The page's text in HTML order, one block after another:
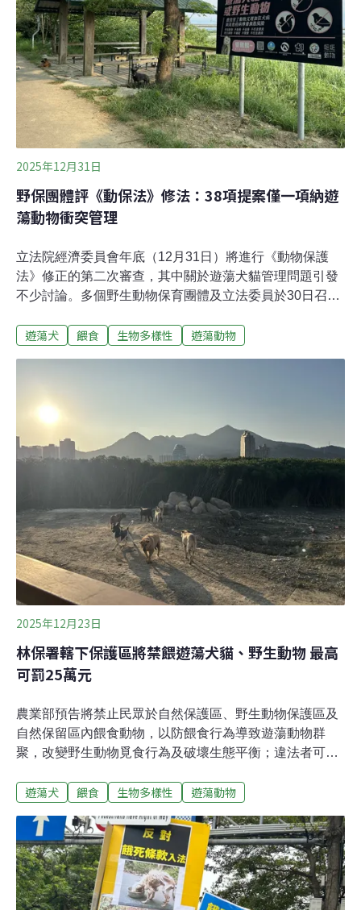
碼並完成一次性驗證碼驗證，即可使用回報功能。註冊後
民眾可透過手機即時拍攝遊蕩犬影像，由系統自動記錄
GPS定位，並運用AI技術辨識犬隻數量，資料會即時標註
於地圖上。農業部表示，現行人犬或生態衝突熱區，多由
各縣市依轄內管理需求自行劃設，雖具因地制宜
2025年12月31日
野保團體評《動保法》修法：38項提案僅一項納遊
蕩動物衝突管理
立法院經濟委員會年底（12月31日）將進行《動物保護
法》修正的第二次審查，其中關於遊蕩犬貓管理問題引發
不少討論。多個野生動物保育團體及立法委員於30日召開
提案立委中，僅有8位立委的提案達到「有助減緩遊蕩動
野保團體首度公布一套可供檢視的「修法評分系統」，從
「源頭管理」、「末端管理」與「衝突管理」三大面向，
量化各委員提案對解決遊蕩動物衝突問題的實質助益。28
位立委提案 僅八位達門檻野保團體聯合發言人李宗宸指
出，近年野生動物遭遊蕩動物攻擊案例頻傳，相關的人畜
衝突事件（比如遭犬隻追車，或為閃避遊蕩犬貓導致的車
禍）也有逐年上升的趨勢。李宗宸強調，政策討論必須明
確區分「長期結構改革」與「短期衝突緩解」，
遊蕩犬 餵食 生物多樣性 遊蕩動物
2025年12月23日
林保署轄下保護區將禁餵遊蕩犬貓、野生動物 最高
可罰25萬元
農業部預告將禁止民眾於自然保護區、野生動物保護區及
自然保留區內餵食動物，以防餵食行為導致遊蕩動物群
聚，改變野生動物覓食行為及破壞生態平衡；違法者可被
自然保育署向《環境資訊中心》表示，一般深山或者須申
的是區域周邊村莊、河濱公園等非管轄範圍地點的餵食行
為，但這需要透過動保司修《動物保護法》處理。三類區
域禁餵令最快年底實施本次禁餵令的修正為《自然保護區
設置管理辦法》第九條、《野生動物保育法施行細則》第
遊蕩犬 餵食 生物多樣性 遊蕩動物